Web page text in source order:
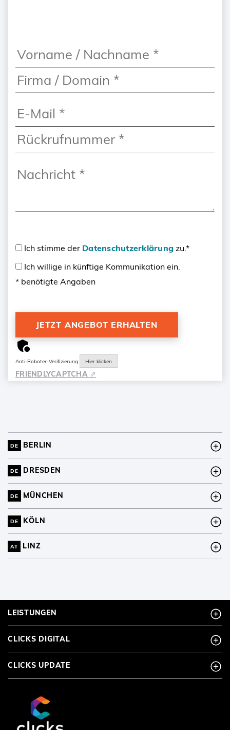
Ich stimme der Datenschutzerklärung zu.*
Ich willige in künftige Kommunikation ein.
* benötigte Angaben
Anti-Roboter-Verifizierung Hier klicken
FRIENDLYCAPTCHA ⇗
DE BERLIN
DE DRESDEN
DE MÜNCHEN
DE KÖLN
AT LINZ
LEISTUNGEN
CLICKS DIGITAL
CLICKS UPDATE